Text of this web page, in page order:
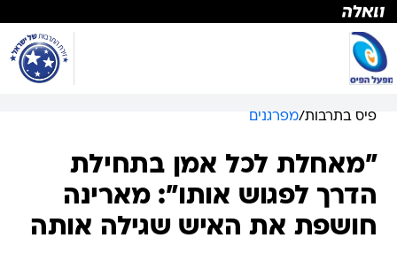
פיס בתרבות/מפרגנים
"מאחלת לכל אמן בתחילת
הדרך לפגוש אותו": מארינה
חושפת את האיש שגילה אותה